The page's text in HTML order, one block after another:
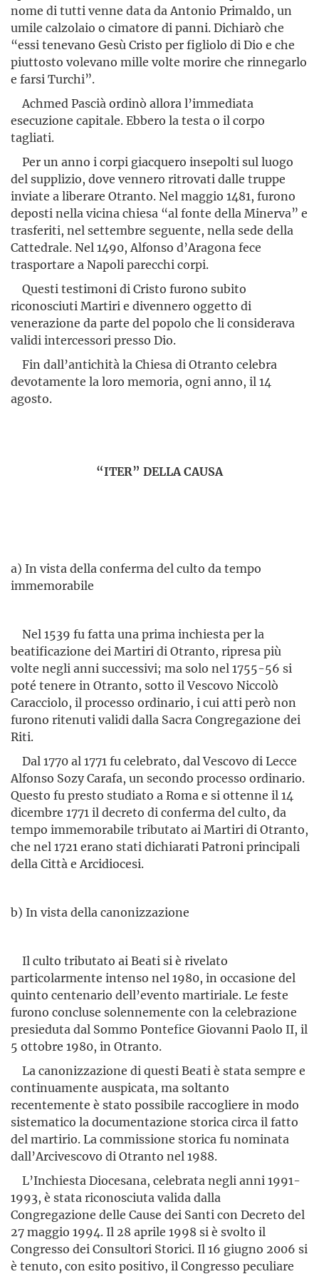
nome di tutti venne data da Antonio Primaldo, un
umile calzolaio o cimatore di panni. Dichiarò che
“essi tenevano Gesù Cristo per figliolo di Dio e che
piuttosto volevano mille volte morire che rinnegarlo
e farsi Turchi”.
Achmed Pascià ordinò allora l’immediata
esecuzione capitale. Ebbero la testa o il corpo
tagliati.
Per un anno i corpi giacquero insepolti sul luogo
del supplizio, dove vennero ritrovati dalle truppe
inviate a liberare Otranto. Nel maggio 1481, furono
deposti nella vicina chiesa “al fonte della Minerva” e
trasferiti, nel settembre seguente, nella sede della
Cattedrale. Nel 1490, Alfonso d’Aragona fece
trasportare a Napoli parecchi corpi.
Questi testimoni di Cristo furono subito
riconosciuti Martiri e divennero oggetto di
venerazione da parte del popolo che li considerava
validi intercessori presso Dio.
Fin dall’antichità la Chiesa di Otranto celebra
devotamente la loro memoria, ogni anno, il 14
agosto.
“ITER” DELLA CAUSA
a) In vista della conferma del culto da tempo
immemorabile
Nel 1539 fu fatta una prima inchiesta per la
beatificazione dei Martiri di Otranto, ripresa più
volte negli anni successivi; ma solo nel 1755-56 si
poté tenere in Otranto, sotto il Vescovo Niccolò
Caracciolo, il processo ordinario, i cui atti però non
furono ritenuti validi dalla Sacra Congregazione dei
Riti.
Dal 1770 al 1771 fu celebrato, dal Vescovo di Lecce
Alfonso Sozy Carafa, un secondo processo ordinario.
Questo fu presto studiato a Roma e si ottenne il 14
dicembre 1771 il decreto di conferma del culto, da
tempo immemorabile tributato ai Martiri di Otranto,
che nel 1721 erano stati dichiarati Patroni principali
della Città e Arcidiocesi.
b) In vista della canonizzazione
Il culto tributato ai Beati si è rivelato
particolarmente intenso nel 1980, in occasione del
quinto centenario dell’evento martiriale. Le feste
furono concluse solennemente con la celebrazione
presieduta dal Sommo Pontefice Giovanni Paolo II, il
5 ottobre 1980, in Otranto.
La canonizzazione di questi Beati è stata sempre e
continuamente auspicata, ma soltanto
recentemente è stato possibile raccogliere in modo
sistematico la documentazione storica circa il fatto
del martirio. La commissione storica fu nominata
dall’Arcivescovo di Otranto nel 1988.
L’Inchiesta Diocesana, celebrata negli anni 1991-
1993, è stata riconosciuta valida dalla
Congregazione delle Cause dei Santi con Decreto del
27 maggio 1994. Il 28 aprile 1998 si è svolto il
Congresso dei Consultori Storici. Il 16 giugno 2006 si
è tenuto, con esito positivo, il Congresso peculiare